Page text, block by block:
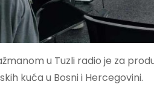
u Tuzli radio je za
kuća u Bosni i Hercegovini.